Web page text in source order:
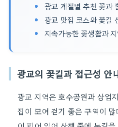
광교 계절별 추천 꽃과
광교 맛집 코스와 꽃길
지속가능한 꽃생활과
광교의 꽃길과 접근성 안
광교 지역은 호수공원과 상업
집이 모여 걷기 좋은 구역이